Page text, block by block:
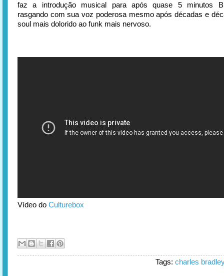
faz a introdução musical para após quase 5 minutos
rasgando com sua voz poderosa mesmo após décadas e
soul mais dolorido ao funk mais nervoso.
Vídeo do Culturebox
Tags: charles bradley